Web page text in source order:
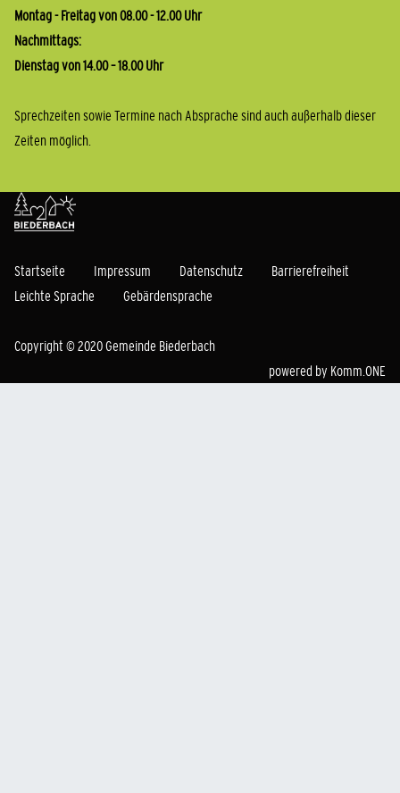
Montag - Freitag von 08.00 - 12.00 Uhr
Nachmittags:
Dienstag von 14.00 – 18.00 Uhr
Sprechzeiten sowie Termine nach Absprache sind auch außerhalb dieser
Zeiten möglich.
Startseite Impressum Datenschutz
Barrierefreiheit
Leichte Sprache
Gebärdensprache
Copyright © 2020 Gemeinde Biederbach
powered by Komm.ONE